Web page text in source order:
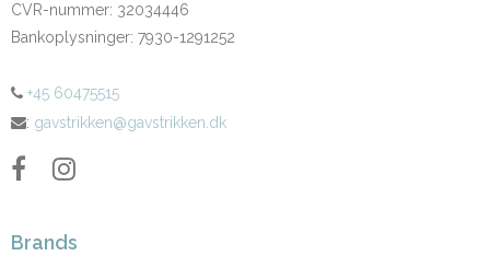
CVR-nummer: 32034446
Bankoplysninger: 7930-1291252
+45 60475515
: gavstrikken@gavstrikken.dk
Brands